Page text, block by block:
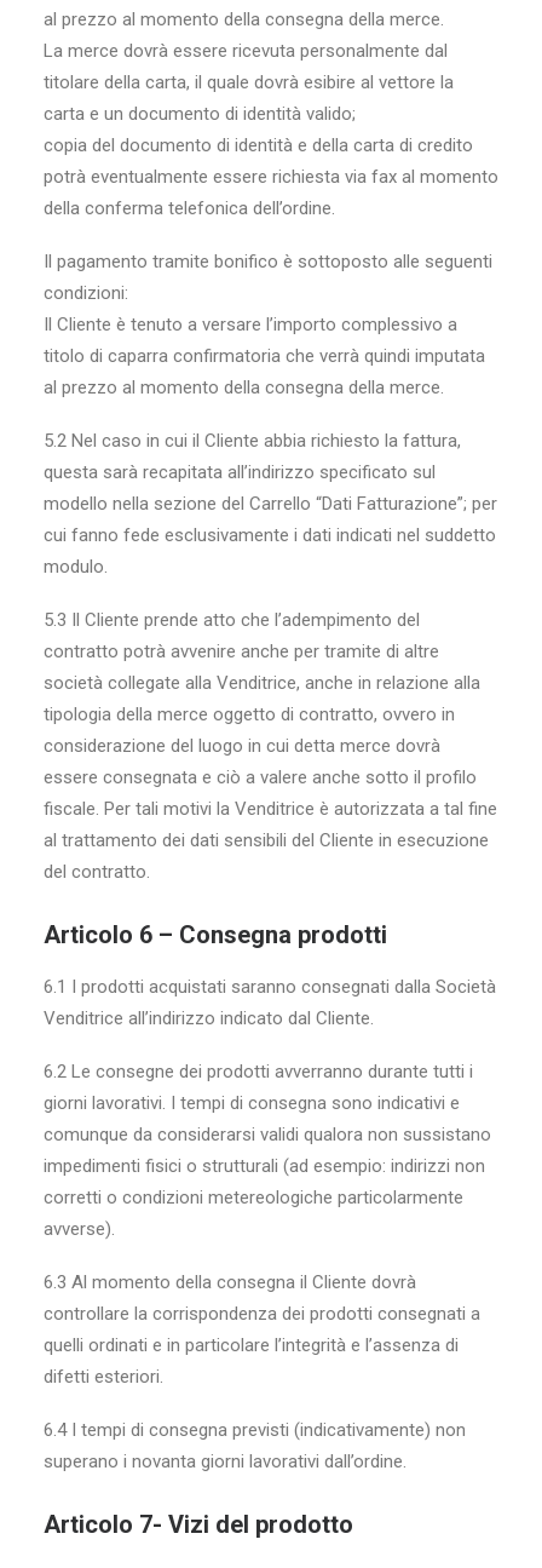
al prezzo al momento della consegna della merce.
La merce dovrà essere ricevuta personalmente dal
titolare della carta, il quale dovrà esibire al vettore la
carta e un documento di identità valido;
copia del documento di identità e della carta di credito
potrà eventualmente essere richiesta via fax al momento
della conferma telefonica dell’ordine.
Il pagamento tramite bonifico è sottoposto alle seguenti
condizioni:
Il Cliente è tenuto a versare l’importo complessivo a
titolo di caparra confirmatoria che verrà quindi imputata
al prezzo al momento della consegna della merce.
5.2 Nel caso in cui il Cliente abbia richiesto la fattura,
questa sarà recapitata all’indirizzo specificato sul
modello nella sezione del Carrello “Dati Fatturazione”; per
cui fanno fede esclusivamente i dati indicati nel suddetto
modulo.
5.3 Il Cliente prende atto che l’adempimento del
contratto potrà avvenire anche per tramite di altre
società collegate alla Venditrice, anche in relazione alla
tipologia della merce oggetto di contratto, ovvero in
considerazione del luogo in cui detta merce dovrà
essere consegnata e ciò a valere anche sotto il profilo
fiscale. Per tali motivi la Venditrice è autorizzata a tal fine
al trattamento dei dati sensibili del Cliente in esecuzione
del contratto.
Articolo 6 – Consegna prodotti
6.1 I prodotti acquistati saranno consegnati dalla Società
Venditrice all’indirizzo indicato dal Cliente.
6.2 Le consegne dei prodotti avverranno durante tutti i
giorni lavorativi. I tempi di consegna sono indicativi e
comunque da considerarsi validi qualora non sussistano
impedimenti fisici o strutturali (ad esempio: indirizzi non
corretti o condizioni metereologiche particolarmente
avverse).
6.3 Al momento della consegna il Cliente dovrà
controllare la corrispondenza dei prodotti consegnati a
quelli ordinati e in particolare l’integrità e l’assenza di
difetti esteriori.
6.4 I tempi di consegna previsti (indicativamente) non
superano i novanta giorni lavorativi dall’ordine.
Articolo 7- Vizi del prodotto